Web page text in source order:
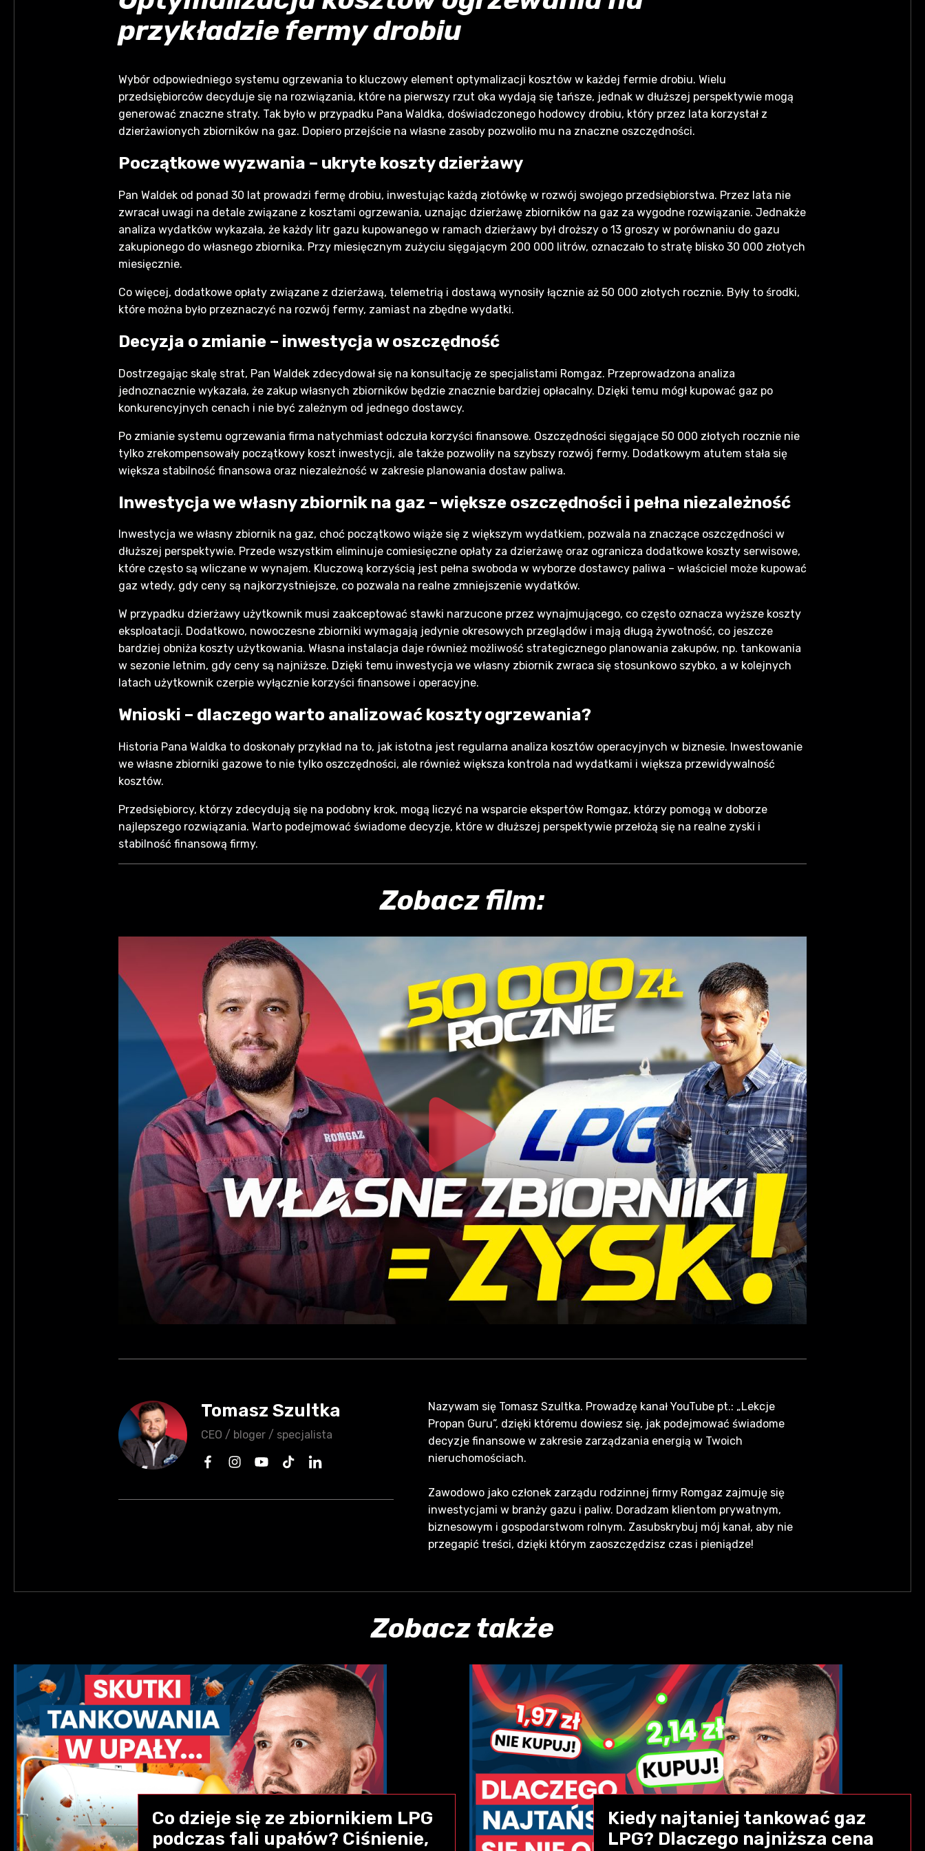
przykładzie fermy drobiu
Wybór odpowiedniego systemu ogrzewania to kluczowy element optymalizacji kosztów w każdej fermie drobiu. Wielu
przedsiębiorców decyduje się na rozwiązania, które na pierwszy rzut oka wydają się tańsze, jednak w dłuższej perspektywie mogą
generować znaczne straty. Tak było w przypadku Pana Waldka, doświadczonego hodowcy drobiu, który przez lata korzystał z
dzierżawionych zbiorników na gaz. Dopiero przejście na własne zasoby pozwoliło mu na znaczne oszczędności.
Początkowe wyzwania – ukryte koszty dzierżawy
Pan Waldek od ponad 30 lat prowadzi fermę drobiu, inwestując każdą złotówkę w rozwój swojego przedsiębiorstwa. Przez lata nie
zwracał uwagi na detale związane z kosztami ogrzewania, uznając dzierżawę zbiorników na gaz za wygodne rozwiązanie. Jednakże
analiza wydatków wykazała, że każdy litr gazu kupowanego w ramach dzierżawy był droższy o 13 groszy w porównaniu do gazu
zakupionego do własnego zbiornika. Przy miesięcznym zużyciu sięgającym 200 000 litrów, oznaczało to stratę blisko 30 000 złotych
miesięcznie.
Co więcej, dodatkowe opłaty związane z dzierżawą, telemetrią i dostawą wynosiły łącznie aż 50 000 złotych rocznie. Były to środki,
które można było przeznaczyć na rozwój fermy, zamiast na zbędne wydatki.
Decyzja o zmianie – inwestycja w oszczędność
Dostrzegając skalę strat, Pan Waldek zdecydował się na konsultację ze specjalistami Romgaz. Przeprowadzona analiza
jednoznacznie wykazała, że zakup własnych zbiorników będzie znacznie bardziej opłacalny. Dzięki temu mógł kupować gaz po
konkurencyjnych cenach i nie być zależnym od jednego dostawcy.
Po zmianie systemu ogrzewania firma natychmiast odczuła korzyści finansowe. Oszczędności sięgające 50 000 złotych rocznie nie
tylko zrekompensowały początkowy koszt inwestycji, ale także pozwoliły na szybszy rozwój fermy. Dodatkowym atutem stała się
większa stabilność finansowa oraz niezależność w zakresie planowania dostaw paliwa.
Inwestycja we własny zbiornik na gaz – większe oszczędności i pełna niezależność
Inwestycja we własny zbiornik na gaz, choć początkowo wiąże się z większym wydatkiem, pozwala na znaczące oszczędności w
dłuższej perspektywie. Przede wszystkim eliminuje comiesięczne opłaty za dzierżawę oraz ogranicza dodatkowe koszty serwisowe,
które często są wliczane w wynajem. Kluczową korzyścią jest pełna swoboda w wyborze dostawcy paliwa – właściciel może kupować
gaz wtedy, gdy ceny są najkorzystniejsze, co pozwala na realne zmniejszenie wydatków.
W przypadku dzierżawy użytkownik musi zaakceptować stawki narzucone przez wynajmującego, co często oznacza wyższe koszty
eksploatacji. Dodatkowo, nowoczesne zbiorniki wymagają jedynie okresowych przeglądów i mają długą żywotność, co jeszcze
bardziej obniża koszty użytkowania. Własna instalacja daje również możliwość strategicznego planowania zakupów, np. tankowania
w sezonie letnim, gdy ceny są najniższe. Dzięki temu inwestycja we własny zbiornik zwraca się stosunkowo szybko, a w kolejnych
latach użytkownik czerpie wyłącznie korzyści finansowe i operacyjne.
Wnioski – dlaczego warto analizować koszty ogrzewania?
Historia Pana Waldka to doskonały przykład na to, jak istotna jest regularna analiza kosztów operacyjnych w biznesie. Inwestowanie
we własne zbiorniki gazowe to nie tylko oszczędności, ale również większa kontrola nad wydatkami i większa przewidywalność
kosztów.
Przedsiębiorcy, którzy zdecydują się na podobny krok, mogą liczyć na wsparcie ekspertów Romgaz, którzy pomogą w doborze
najlepszego rozwiązania. Warto podejmować świadome decyzje, które w dłuższej perspektywie przełożą się na realne zyski i
stabilność finansową firmy.
Zobacz film:
Tomasz Szultka
CEO / bloger / specjalista
Nazywam się Tomasz Szultka. Prowadzę kanał YouTube pt.: „Lekcje
Propan Guru”, dzięki któremu dowiesz się, jak podejmować świadome
decyzje finansowe w zakresie zarządzania energią w Twoich
nieruchomościach.
Zawodowo jako członek zarządu rodzinnej firmy Romgaz zajmuję się
inwestycjami w branży gazu i paliw. Doradzam klientom prywatnym,
biznesowym i gospodarstwom rolnym. Zasubskrybuj mój kanał, aby nie
przegapić treści, dzięki którym zaoszczędzisz czas i pieniądze!
Zobacz także
Co dzieje się ze zbiornikiem LPG
podczas fali upałów? Ciśnienie,
Kiedy najtaniej tankować gaz
LPG? Dlaczego najniższa cena